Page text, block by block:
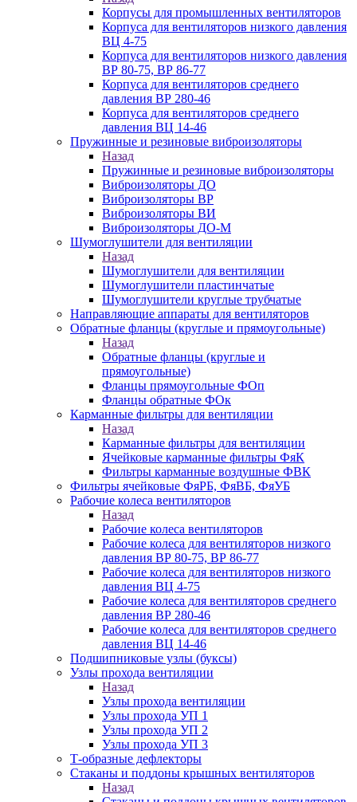
Корпусы для промышленных вентиляторов
Корпуса для вентиляторов низкого давления
ВЦ 4-75
Корпуса для вентиляторов низкого давления
ВР 80-75, ВР 86-77
Корпуса для вентиляторов среднего
давления ВР 280-46
Корпуса для вентиляторов среднего
давления ВЦ 14-46
Пружинные и резиновые виброизоляторы
Назад
Пружинные и резиновые виброизоляторы
Виброизоляторы ДО
Виброизоляторы ВР
Виброизоляторы ВИ
Виброизоляторы ДО-М
Шумоглушители для вентиляции
Назад
Шумоглушители для вентиляции
Шумоглушители пластинчатые
Шумоглушители круглые трубчатые
Направляющие аппараты для вентиляторов
Обратные фланцы (круглые и прямоугольные)
Назад
Обратные фланцы (круглые и
прямоугольные)
Фланцы прямоугольные ФОп
Фланцы обратные ФОк
Карманные фильтры для вентиляции
Назад
Карманные фильтры для вентиляции
Ячейковые карманные фильтры ФяК
Фильтры карманные воздушные ФВК
Фильтры ячейковые ФяРБ, ФяВБ, ФяУБ
Рабочие колеса вентиляторов
Назад
Рабочие колеса вентиляторов
Рабочие колеса для вентиляторов низкого
давления ВР 80-75, ВР 86-77
Рабочие колеса для вентиляторов низкого
давления ВЦ 4-75
Рабочие колеса для вентиляторов среднего
давления ВР 280-46
Рабочие колеса для вентиляторов среднего
давления ВЦ 14-46
Подшипниковые узлы (буксы)
Узлы прохода вентиляции
Назад
Узлы прохода вентиляции
Узлы прохода УП 1
Узлы прохода УП 2
Узлы прохода УП 3
Т-образные дефлекторы
Стаканы и поддоны крышных вентиляторов
Назад